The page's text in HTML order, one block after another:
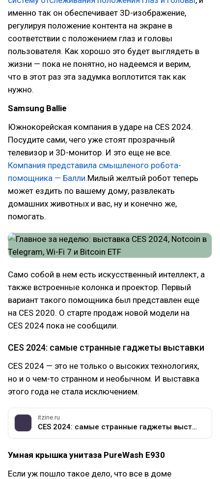
именно так он обеспечивает 3D-изображение,
регулируя положение контента на экране в
соответствии с положением глаз и головы
пользователя. Как хорошо это будет выглядеть в
жизни — пока не понятно, но надеемся и верим,
что в этот раз эта задумка воплотится так как
нужно.
Samsung Ballie
Южнокорейская компания в ударе на CES 2024.
Посудите сами, чего уже стоят прозрачный
телевизор и 3D-монитор. И это еще не все.
Компания представила смышленого робота-
помощника — Балли.Милый желтый робот теперь
может ездить по вашему дому, развлекать
домашних животных и вас, ну и конечно же,
помогать.
Само собой в нем есть искусственный интеллект, а
также встроенные колонка и проектор. Первый
вариант такого помощника был представлен еще
на CES 2020. О старте продаж новой модели на
CES 2024 пока не сообщили.
CES 2024: самые странные гаджеты выставки
CES 2024 — это не только о высоких технологиях,
но и о чем-то странном и необычном. И выставка
этого года не стала исключением.
itzine.ru
CES 2024: самые странные гаджеты выставки
Умная крышка унитаза PureWash E930
Если уж пошло такое дело, что все в доме